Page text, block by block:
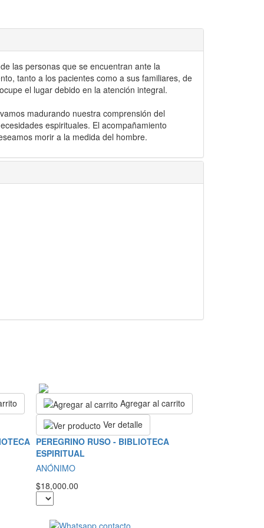
las personas que se encuentran ante la
tanto a los pacientes como a sus familiares, de
el lugar debido en la atención integral.
madurando nuestra comprensión del
espirituales. El acompañamiento
morir a la medida del hombre.
Agregar al carrito
Ver detalle
PEREGRINO RUSO - BIBLIOTECA
ESPIRITUAL
ANÓNIMO
$18,000.00